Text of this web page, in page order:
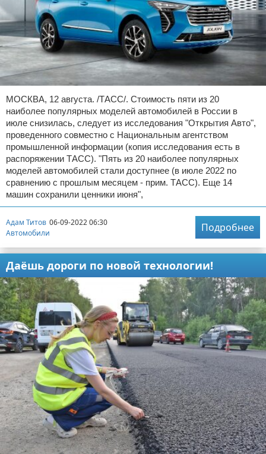
МОСКВА, 12 августа. /ТАСС/. Стоимость пяти из 20
наиболее популярных моделей автомобилей в России в
июле снизилась, следует из исследования "Открытия Авто",
проведенного совместно с Национальным агентством
промышленной информации (копия исследования есть в
распоряжении ТАСС). "Пять из 20 наиболее популярных
моделей автомобилей стали доступнее (в июле 2022 по
сравнению с прошлым месяцем - прим. ТАСС). Еще 14
машин сохранили ценники июня",
Адам Титов 06-09-2022 06:30
Автомобили
Подробнее
Даёшь дороги по новой технологии!